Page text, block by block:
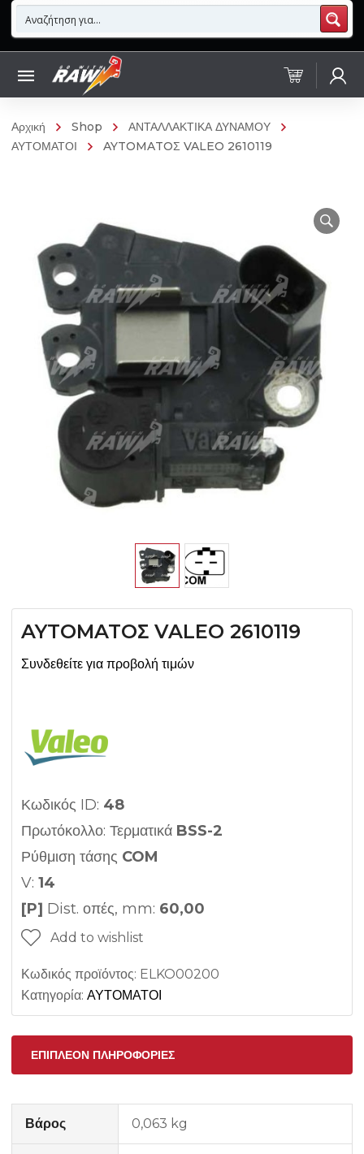
Αρχική Shop
ΑΝΤΑΛΛΑΚΤΙΚΑ ΔΥΝΑΜΟΥ
ΑΥΤΟΜΑΤΟΙ
AYTOMATOΣ VALEO 2610119
AYTOMATOΣ VALEO 2610119
Συνδεθείτε για προβολή τιμών
Κωδικός ID: 48
Πρωτόκολλο: Τερματικά BSS-2
Ρύθμιση τάσης COM
V: 14
[P] Dist. οπές, mm: 60,00
Add to wishlist
Κωδικός προϊόντος: ELKO00200
Κατηγορία: ΑΥΤΟΜΑΤΟΙ
ΕΠΙΠΛΈΟΝ ΠΛΗΡΟΦΟΡΊΕΣ
Βάρος 0,063 kg